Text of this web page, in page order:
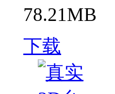
78.21MB
下载